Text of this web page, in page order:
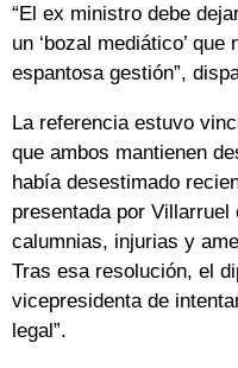
“El ex ministro debe
un ‘bozal mediático’
espantosa gestión”,
La referencia estuvo
que ambos mantienen
había desestimado
presentada por
calumnias, injurias y
Tras esa resolución, el
vicepresidenta de
legal”.